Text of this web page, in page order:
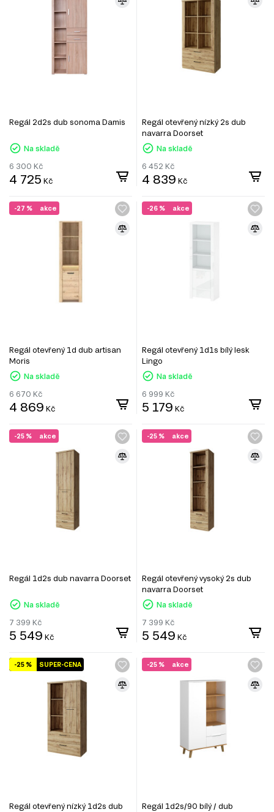
Regál 2d2s dub sonoma Damis
Na skladě
6 300 Kč
4 725 Kč
Regál otevřený nízký 2s dub
navarra Doorset
Na skladě
6 452 Kč
4 839 Kč
akce
-27 %
Regál otevřený 1d dub artisan
Moris
Na skladě
6 670 Kč
4 869 Kč
akce
-26 %
Regál otevřený 1d1s bílý lesk
Lingo
Na skladě
6 999 Kč
5 179 Kč
akce
-25 %
Regál 1d2s dub navarra Doorset
Na skladě
7 399 Kč
5 549 Kč
akce
-25 %
Regál otevřený vysoký 2s dub
navarra Doorset
Na skladě
7 399 Kč
5 549 Kč
SUPER-CENA
-25 %
Regál otevřený nízký 1d2s dub
akce
-25 %
Regál 1d2s/90 bílý / dub